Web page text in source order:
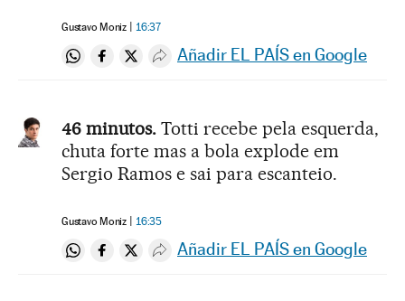
Gustavo Moniz 16:37
Compartir en Whatsapp
Compartir en Facebook
Compartir en Twitter
Desplegar Redes Sociales
Añadir EL PAÍS en Google
46 minutos. Totti recebe pela esquerda,
chuta forte mas a bola explode em
Sergio Ramos e sai para escanteio.
Gustavo Moniz 16:35
Compartir en Whatsapp
Compartir en Facebook
Compartir en Twitter
Desplegar Redes Sociales
Añadir EL PAÍS en Google